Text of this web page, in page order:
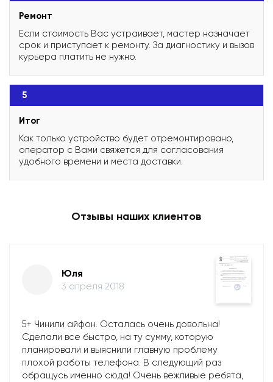
Ремонт
Если стоимость Вас устраивает, мастер назначает
срок и приступает к ремонту. За диагностику и вызов
курьера платить не нужно.
5
Итог
Как только устройство будет отремонтировано,
оператор с Вами свяжется для согласования
удобного времени и места доставки.
Отзывы наших клиентов
Юля
3 апреля 2018
5+ Чинили айфон. Осталась очень довольна!
Сделали все быстро, на ту сумму, которую
планировали и выяснили главную проблему
плохой работы телефона. В следующий раз
обращусь именно сюда! Очень вежливые ребята,